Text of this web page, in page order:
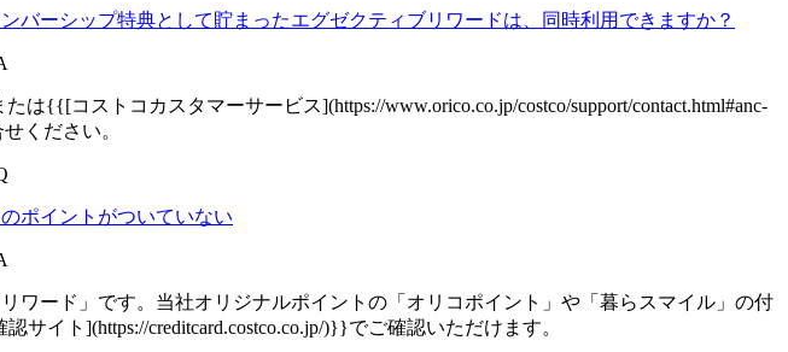
ーシップ特典として貯まったエグゼクティブリワードは、同時利用できますか？
{{[コストコカスタマーサービス](https://www.orico.co.jp/costco/support/contact.html#anc-
ください。
ポイントがついていない
ード」です。当社オリジナルポイントの「オリコポイント」や「暮らスマイル」の付
イト](https://creditcard.costco.co.jp/)}}でご確認いただけます。